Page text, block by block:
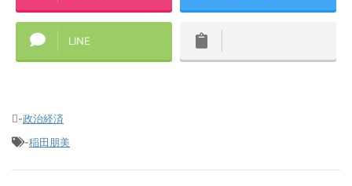
LINE
-政治経済
-稲田朋美